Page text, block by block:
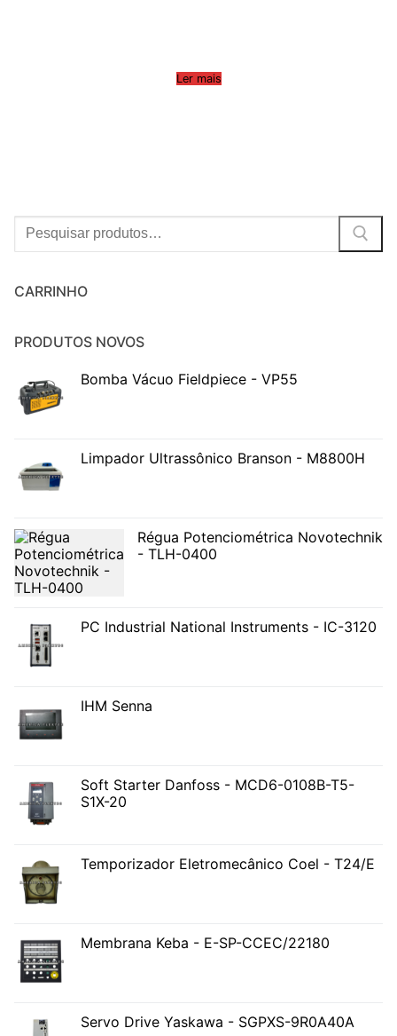
Ler mais
Procurar:
CARRINHO
PRODUTOS NOVOS
Bomba Vácuo Fieldpiece - VP55
Limpador Ultrassônico Branson - M8800H
Régua Potenciométrica Novotechnik
- TLH-0400
PC Industrial National Instruments - IC-3120
IHM Senna
Soft Starter Danfoss - MCD6-0108B-T5-
S1X-20
Temporizador Eletromecânico Coel - T24/E
Membrana Keba - E-SP-CCEC/22180
Servo Drive Yaskawa - SGPXS-9R0A40A